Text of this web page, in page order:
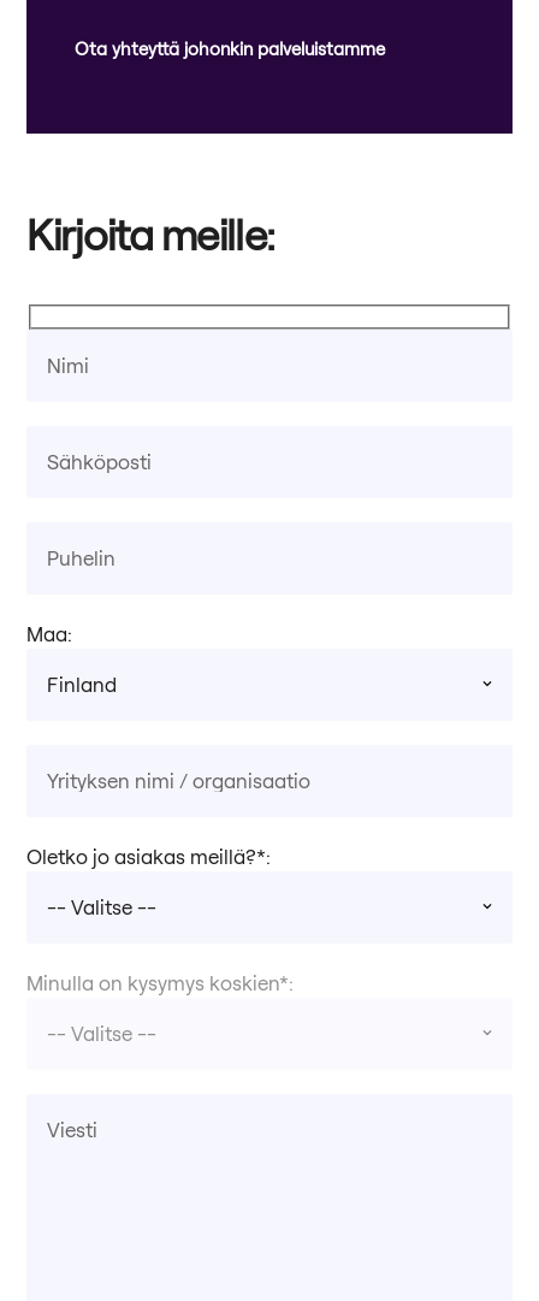
Ota yhteyttä johonkin palveluistamme
Kirjoita meille:
Maa:
Oletko jo asiakas meillä?*:
Minulla on kysymys koskien*: